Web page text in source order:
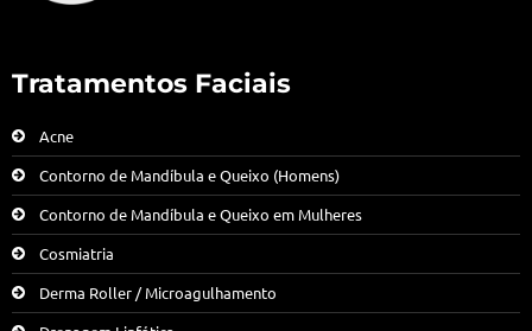
Tratamentos Faciais
Acne
Contorno de Mandíbula e Queixo (Homens)
Contorno de Mandíbula e Queixo em Mulheres
Cosmiatria
Derma Roller / Microagulhamento